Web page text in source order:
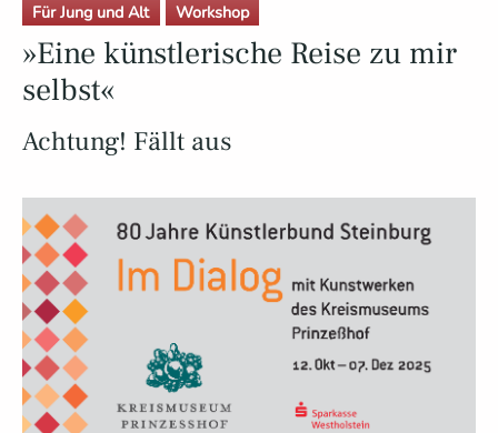
Für Jung und Alt Workshop
»Eine künstlerische Reise zu mir
selbst«
Achtung! Fällt aus